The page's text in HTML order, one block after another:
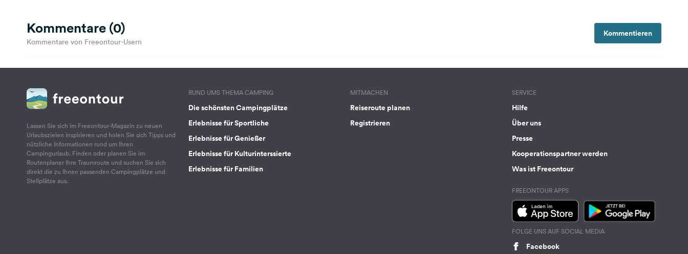
Kommentare (0)
Kommentare von Freeontour-Usern
Kommentieren
Lassen Sie sich im Freeontour-Magazin zu neuen
Urlaubszielen inspirieren und holen Sie sich Tipps und
nützliche Informationen rund um Ihren
Campingurlaub. Finden oder planen Sie im
Routenplaner Ihre Traumroute und suchen Sie sich
direkt die zu Ihnen passenden Campingplätze und
Stellplätze aus.
RUND UMS THEMA CAMPING
Die schönsten Campingplätze
Erlebnisse für Sportliche
Erlebnisse für Genießer
Erlebnisse für Kulturinterssierte
Erlebnisse für Familien
MITMACHEN
Reiseroute planen
Registrieren
SERVICE
Hilfe
Über uns
Presse
Kooperationspartner werden
Was ist Freeontour
FREEONTOUR APPS
FOLGE UNS AUF SOCIAL MEDIA
Facebook